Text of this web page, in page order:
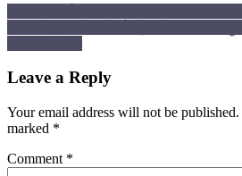
Leave a Reply
Your email address will not be published.
marked *
Comment *